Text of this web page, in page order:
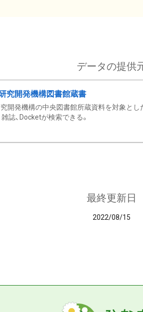
データの提供
究開発機構図書館蔵書
開発機構の中央図書館所蔵資料を対象と
雑誌、Docketが検索できる。
最終更新日
2022/08/15